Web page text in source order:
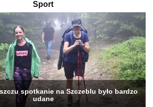
Sport
spotkanie na Szczeblu było bardzo
udane